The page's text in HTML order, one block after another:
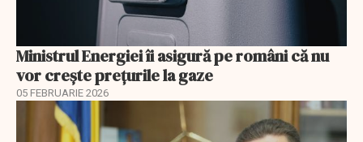
Ministrul Energiei îi asigură pe români că nu
vor creşte preţurile la gaze
05 FEBRUARIE 2026